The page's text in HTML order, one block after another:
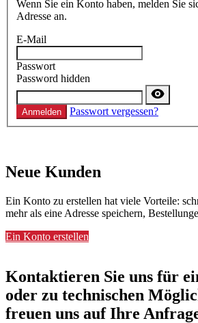
Wenn Sie ein Konto haben, melden Sie
Adresse an.
E-Mail
Passwort
Password hidden
Anmelden Passwort vergessen?
Neue Kunden
Ein Konto zu erstellen hat viele Vorteile:
mehr als eine Adresse speichern,
Ein Konto erstellen
Kontaktieren Sie uns für
oder zu technischen
freuen uns auf Ihre